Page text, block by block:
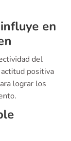
en
del
positiva
lograr los